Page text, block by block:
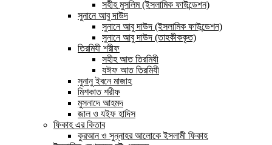
সহীহ মুসলিম (ইসলামিক ফাউন্ডেশন)
সুনানে আবু দাউদ
সুনানে আবু দাউদ (ইসলামিক ফাউন্ডেশন)
সুনানে আবু দাউদ (তাহকীককৃত)
তিরমিযী শরীফ
সহীহ আত তিরমিযী
যঈফ আত তিরমিযী
সুনানু ইবনে মাজাহ
মিশকাত শরীফ
মুসনাদে আহমদ
জাল ও যইফ হাদিস
ফিকাহ এর কিতাব
কুরআন ও সুন্নাহর আলোকে ইসলামী ফিকাহ